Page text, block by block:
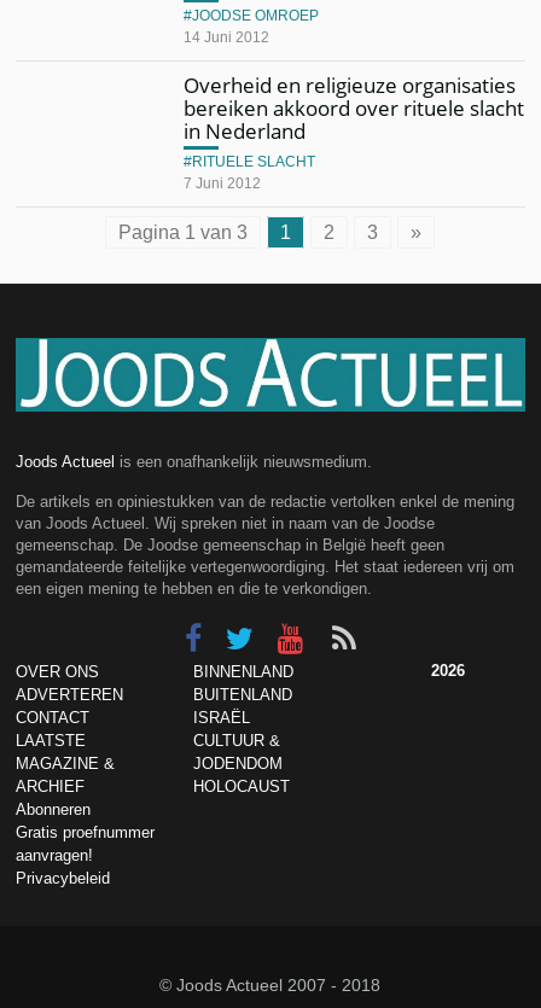
14 Juni 2012
JOODSE OMROEP
Overheid en religieuze organisaties
bereiken akkoord over rituele slacht
in Nederland
7 Juni 2012
RITUELE SLACHT
Pagina 1 van 3 1 2 3 »
Joods Actueel is een onafhankelijk nieuwsmedium.
De artikels en opiniestukken van de redactie vertolken enkel de mening
van Joods Actueel. Wij spreken niet in naam van de Joodse
gemeenschap. De Joodse gemeenschap in België heeft geen
gemandateerde feitelijke vertegenwoordiging. Het staat iedereen vrij om
een eigen mening te hebben en die te verkondigen.
OVER ONS
ADVERTEREN
CONTACT
LAATSTE
MAGAZINE &
ARCHIEF
Abonneren
Gratis proefnummer
aanvragen!
Privacybeleid
BINNENLAND
BUITENLAND
ISRAËL
CULTUUR &
JODENDOM
HOLOCAUST
2026
© Joods Actueel 2007 - 2018